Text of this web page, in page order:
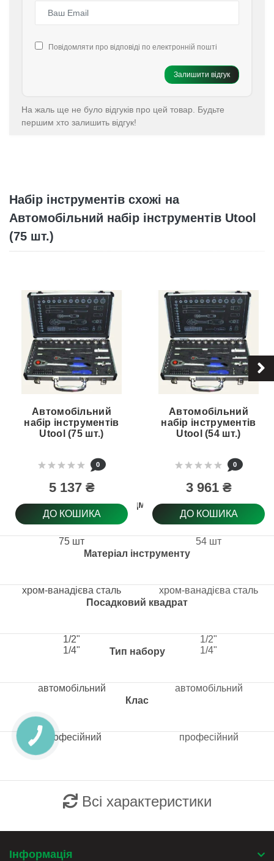
Повідомляти про відповіді по електронній пошті
Залишити відгук
На жаль ще не було відгуків про цей товар. Будьте
першим хто залишить відгук!
Набір інструментів схожі на
Автомобільний набір інструментів Utool
(75 шт.)
Кількість предметів у наборі
Матеріал інструменту
Посадковий квадрат
Тип набору
Клас
Автомобільний
набір інструментів
Utool (75 шт.)
0
5 137 ₴
ДО КОШИКА
75 шт
хром-ванадієва сталь
1/2"
1/4"
автомобільний
професійний
Автомобільний
набір інструментів
Utool (54 шт.)
0
3 961 ₴
ДО КОШИКА
54 шт
хром-ванадієва сталь
1/2"
1/4"
автомобільний
професійний
Всі характеристики
Інформація